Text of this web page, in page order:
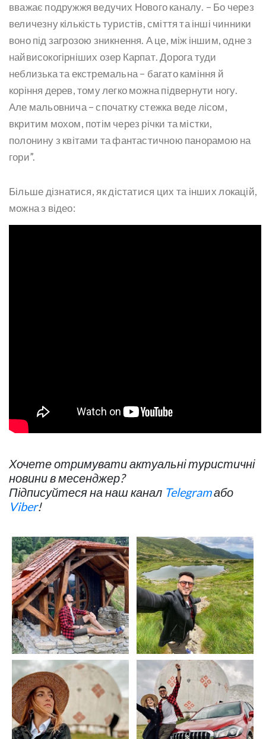
вважає подружжя ведучих Нового каналу. – Бо через
величезну кількість туристів, сміття та інші чинники
воно під загрозою зникнення. А це, між іншим, одне з
найвисокогірніших озер Карпат. Дорога туди
неблизька та екстремальна – багато каміння й
коріння дерев, тому легко можна підвернути ногу.
Але мальовнича – спочатку стежка веде лісом,
вкритим мохом, потім через річки та містки,
полонину з квітами та фантастичною панорамою на
гори”.
Більше дізнатися, як дістатися цих та інших локацій,
можна з відео:
Хочете отримувати актуальні туристичні
новини в месенджер?
Підписуйтеся на наш канал Telegramабо
Viber!